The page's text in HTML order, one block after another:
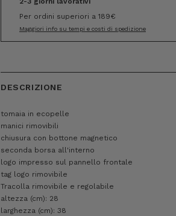
Per ordini superiori a 189€
Maggiori info su tempi e costi di spedizione
DESCRIZIONE
tomaia in ecopelle
manici rimovibili
chiusura con bottone magnetico
seconda borsa all'interno
logo impresso sul pannello frontale
tag logo rimovibile
Tracolla rimovibile e regolabile
altezza (cm): 28
larghezza (cm): 38